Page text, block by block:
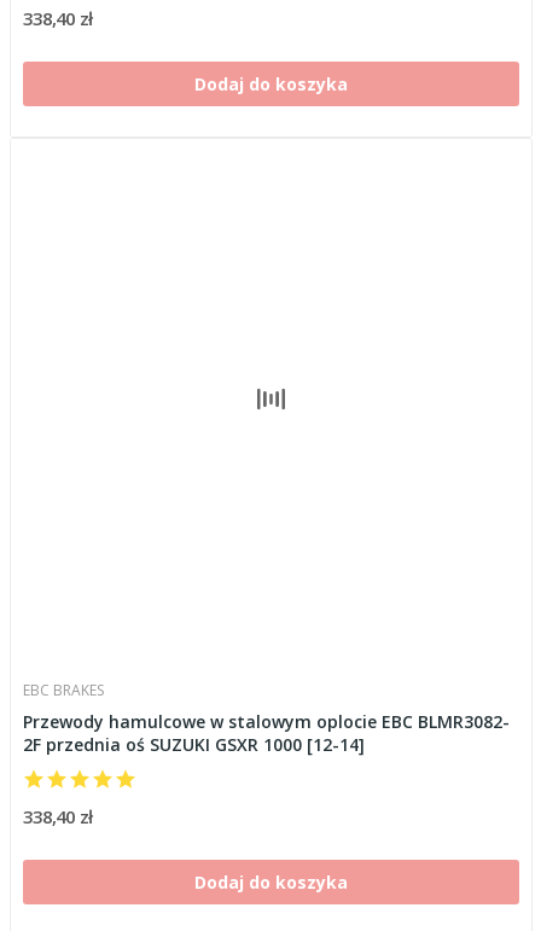
338,40 zł
Dodaj do koszyka
EBC BRAKES
Przewody hamulcowe w stalowym oplocie EBC BLMR3082-
2F przednia oś SUZUKI GSXR 1000 [12-14]
338,40 zł
Dodaj do koszyka